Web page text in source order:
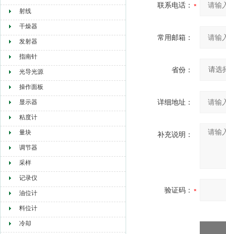
射线
干燥器
发射器
指南针
光导光源
操作面板
显示器
粘度计
量块
调节器
采样
记录仪
油位计
料位计
冷却
联系电话：
常用邮箱：
省份：
详细地址：
补充说明：
验证码：